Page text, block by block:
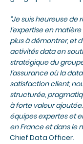
“Je suis heureuse de
l’expertise en
plus à démontrer, et
activités data en
stratégique du
l’assurance où la
satisfaction client,
structurée,
à forte valeur
équipes expertes et
en France et dans le
Chief Data Officer.